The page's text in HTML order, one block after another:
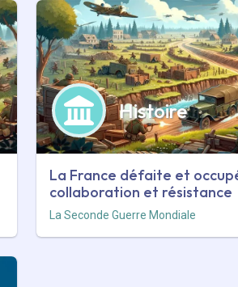
Histoire
La France défaite et
collaboration et résistance
La Seconde Guerre Mondiale